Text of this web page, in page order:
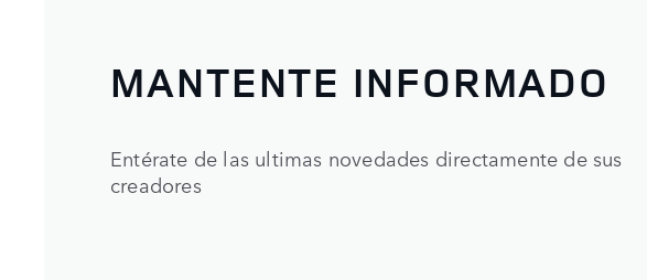
MANTENTE INFORMADO
Entérate de las ultimas novedades directamente de sus
creadores